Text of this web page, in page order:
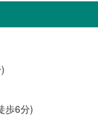
歩6分)